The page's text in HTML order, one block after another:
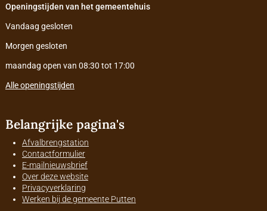
Openingstijden van het gemeentehuis
Vandaag gesloten
Morgen gesloten
maandag open van 08:30 tot 17:00
Alle openingstijden
Belangrijke pagina's
Afvalbrengstation
Contactformulier
E-mailnieuwsbrief
Over deze website
Privacyverklaring
Werken bij de gemeente Putten